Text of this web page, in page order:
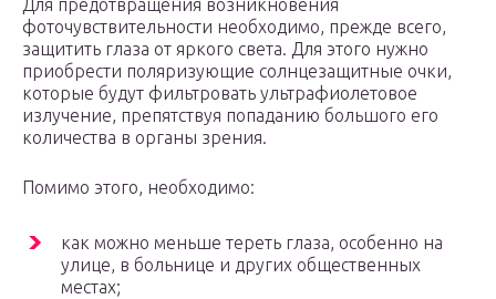
Для предотвращения возникновения
фоточувствительности необходимо, прежде всего,
защитить глаза от яркого света. Для этого нужно
приобрести поляризующие солнцезащитные очки,
которые будут фильтровать ультрафиолетовое
излучение, препятствуя попаданию большого его
количества в органы зрения.
Помимо этого, необходимо:
как можно меньше тереть глаза, особенно на
улице, в больнице и других общественных
местах;